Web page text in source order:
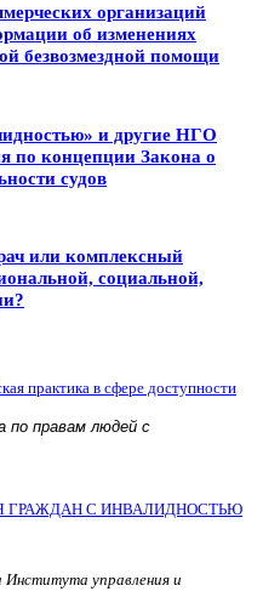
организаций
об изменениях
безвозмездной помощи
и другие НГО
по концепции Закона о
судов
или комплексный
социальной,
практика в сфере доступности
по правам людей с
ГРАЖДАН С ИНВАЛИДНОСТЬЮ
управления и